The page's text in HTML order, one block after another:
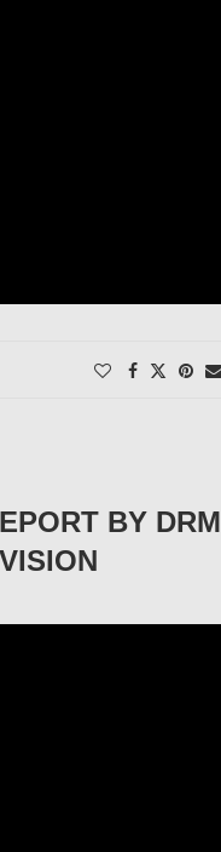
BY DRM